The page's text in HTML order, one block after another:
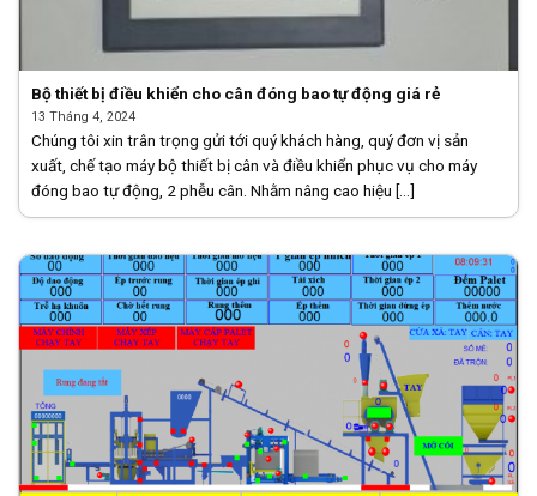
Bộ thiết bị điều khiển cho cân đóng bao tự động giá rẻ
13 Tháng 4, 2024
Chúng tôi xin trân trọng gửi tới quý khách hàng, quý đơn vị sản
xuất, chế tạo máy bộ thiết bị cân và điều khiển phục vụ cho máy
đóng bao tự động, 2 phễu cân. Nhằm nâng cao hiệu [...]